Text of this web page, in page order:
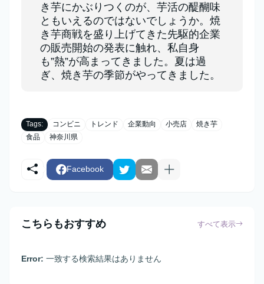
き芋にかぶりつくのが、芋活の醍醐味
ともいえるのではないでしょうか。焼
き芋商戦を盛り上げてきた先駆的企業
の販売開始の発表に触れ、私自身
も”熱”が高まってきました。夏は過
ぎ、焼き芋の季節がやってきました。
Tags: コンビニ トレンド 企業動向 小売店
焼き芋
食品
神奈川県
Facebook
こちらもおすすめ すべて表示
Error: 一致する検索結果はありません